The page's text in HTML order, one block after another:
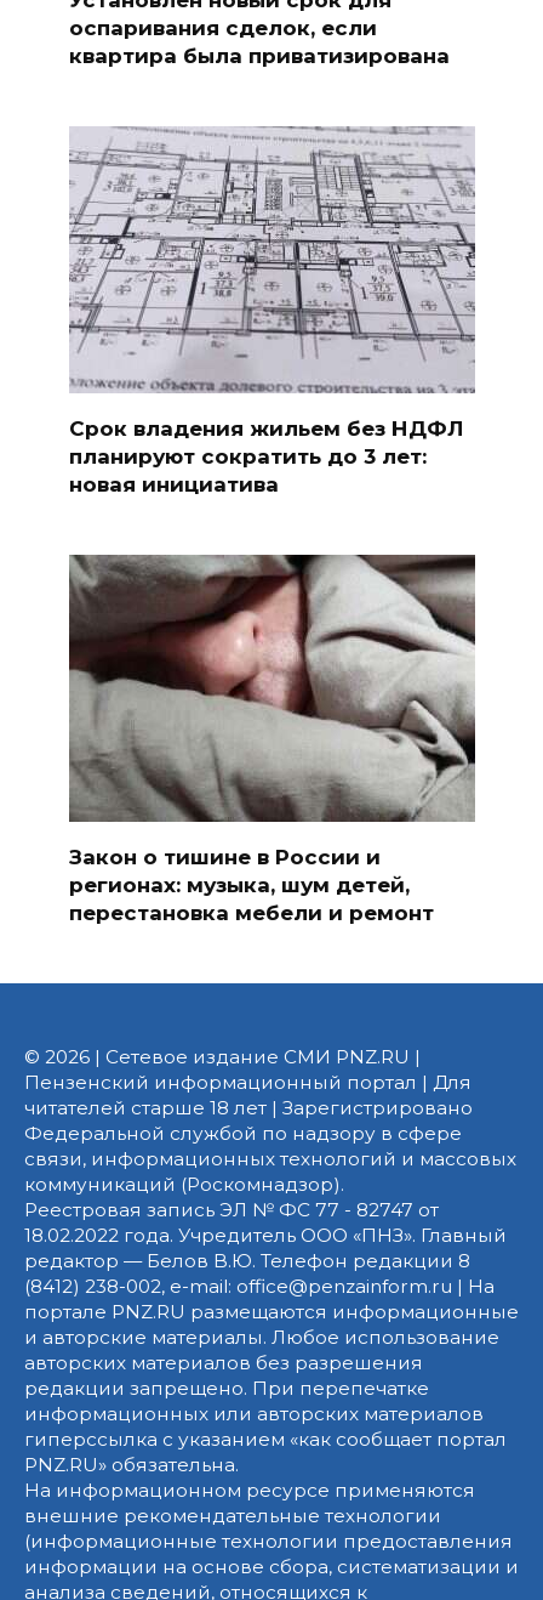
оспаривания сделок, если
квартира была приватизирована
Срок владения жильем без НДФЛ
планируют сократить до 3 лет:
новая инициатива
Закон о тишине в России и
регионах: музыка, шум детей,
перестановка мебели и ремонт
© 2026 | Сетевое издание СМИ PNZ.RU |
Пензенский информационный портал | Для
читателей старше 18 лет | Зарегистрировано
Федеральной службой по надзору в сфере
связи, информационных технологий и массовых
коммуникаций (Роскомнадзор).
Реестровая запись ЭЛ № ФС 77 - 82747 от
18.02.2022 года. Учредитель ООО «ПНЗ». Главный
редактор — Белов В.Ю. Телефон редакции 8
(8412) 238-002, e-mail: office@penzainform.ru | На
портале PNZ.RU размещаются информационные
и авторские материалы. Любое использование
авторских материалов без разрешения
редакции запрещено. При перепечатке
информационных или авторских материалов
гиперссылка с указанием «как сообщает портал
PNZ.RU» обязательна.
На информационном ресурсе применяются
внешние рекомендательные технологии
(информационные технологии предоставления
информации на основе сбора, систематизации и
анализа сведений, относящихся к